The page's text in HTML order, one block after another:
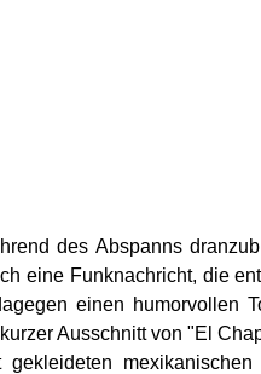
des Abspanns
eine Funknachricht, die
einen humorvollen
Ausschnitt von "El